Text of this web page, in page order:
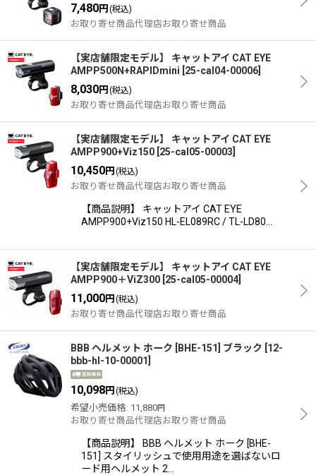
7,480円 (税込)
お取り寄せ商品代理店お取り寄せ商品
【実店舗限定モデル】 キャットアイ CAT EYE
AMPP500N+RAPIDmini 25-cal04-00006
8,030円 (税込)
お取り寄せ商品代理店お取り寄せ商品
【実店舗限定モデル】 キャットアイ CAT EYE
AMPP900+Viz150 25-cal05-00003
10,450円 (税込)
お取り寄せ商品代理店お取り寄せ商品
【商品説明】 キャットアイ CAT EYE
AMPP900+Viz150 HL-EL089RC / TL-LD80…
【実店舗限定モデル】 キャットアイ CAT EYE
AMPP900＋ViZ300 25-cal05-00004
11,000円 (税込)
お取り寄せ商品代理店お取り寄せ商品
BBB ヘルメット ホーク [BHE-151] ブラック 12-
bbb-hl-10-00001
10,098円 (税込)
希望小売価格: 11,880円
お取り寄せ商品代理店お取り寄せ商品
【商品説明】 BBB ヘルメット ホーク [BHE-
151] スタイリッシュで使用用途を選ばないロ
ード用ヘルメット 2…